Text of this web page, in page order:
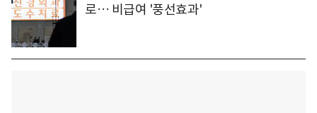
로… 비급여 '풍선효과'